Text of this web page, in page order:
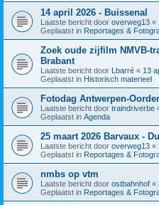
14 april 2026 - Buissenal
Laatste bericht door overweg13 «
Geplaatst in Reportages &
Zoek oude zijfilm NMVB-
Brabant
Laatste bericht door Lbarré « 13
Geplaatst in Historisch materieel
Fotodag Antwerpen-
Laatste bericht door traindriverbe
Geplaatst in Agenda
25 maart 2026 Barvaux -
Laatste bericht door overweg13 «
Geplaatst in Reportages &
nmbs op vtm
Laatste bericht door ostbahnhof «
Geplaatst in Reportages &